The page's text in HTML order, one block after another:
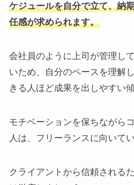
ケジュールを自分で立て、納
任感が求められます。
会社員のように上司が管理し
いため、自分のペースを理解
きる人ほど成果を出しやすい
モチベーションを保ちながら
人は、フリーランスに向いて
クライアントから信頼される